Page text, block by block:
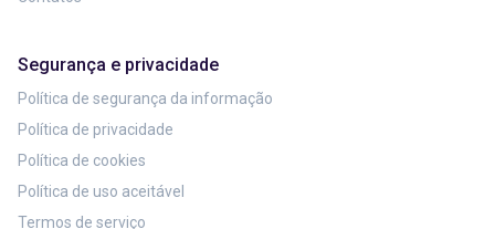
Segurança e privacidade
Política de segurança da informação
Política de privacidade
Política de cookies
Política de uso aceitável
Termos de serviço